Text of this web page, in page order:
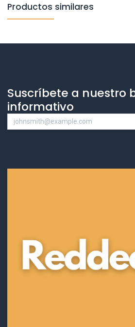
Productos similares
Suscríbete a nuestro
informativo